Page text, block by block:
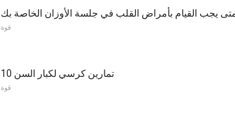
يجب القيام بأمراض القلب في جلسة الأوزان الخاصة بك
قوة
10 تمارين كرسي لكبار السن
قوة